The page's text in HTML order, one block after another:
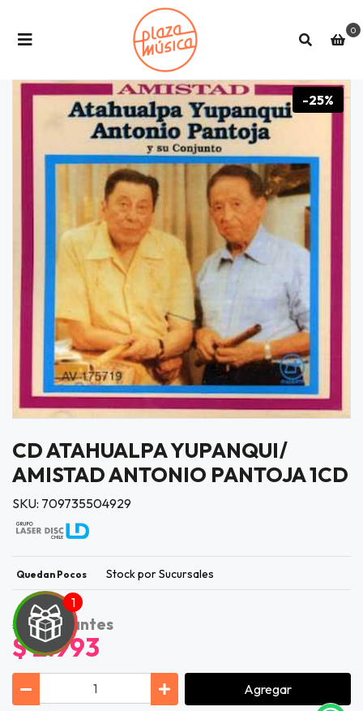
0
-25%
CD ATAHUALPA YUPANQUI/
AMISTAD ANTONIO PANTOJA 1CD
SKU: 709735504929
Quedan Pocos Stock por Sucursales
$ 3.990 antes
$ 2.993
Agregar